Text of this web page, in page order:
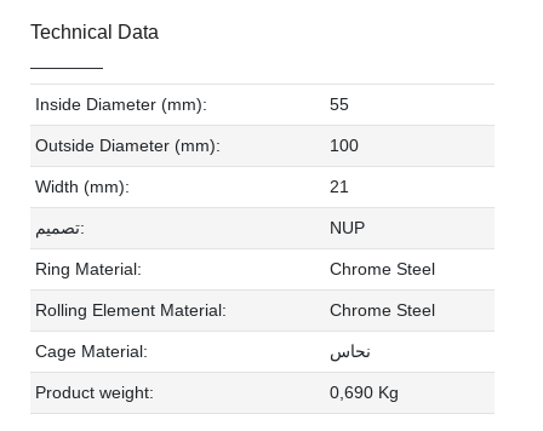
Technical Data
Inside Diameter (mm): 55
Outside Diameter (mm): 100
Width (mm): 21
تصميم: NUP
Ring Material: Chrome Steel
Rolling Element Material: Chrome Steel
Cage Material: نحاس
Product weight: 0,690 Kg